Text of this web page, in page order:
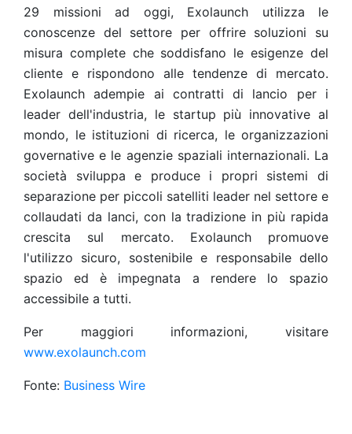
29 missioni ad oggi, Exolaunch utilizza le
conoscenze del settore per offrire soluzioni su
misura complete che soddisfano le esigenze del
cliente e rispondono alle tendenze di mercato.
Exolaunch adempie ai contratti di lancio per i
leader dell'industria, le startup più innovative al
mondo, le istituzioni di ricerca, le organizzazioni
governative e le agenzie spaziali internazionali. La
società sviluppa e produce i propri sistemi di
separazione per piccoli satelliti leader nel settore e
collaudati da lanci, con la tradizione in più rapida
crescita sul mercato. Exolaunch promuove
l'utilizzo sicuro, sostenibile e responsabile dello
spazio ed è impegnata a rendere lo spazio
accessibile a tutti.
Per maggiori informazioni, visitare
www.exolaunch.com
Fonte: Business Wire